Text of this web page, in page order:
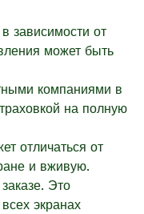
зависимости от
может быть
компаниями в
на полную
отличаться от
и вживую.
Это
экранах